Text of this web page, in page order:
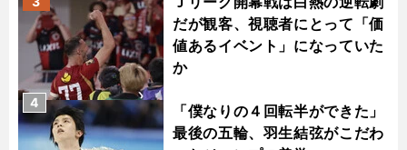
だが観客、視聴者にとって「価
値あるイベント」になっていた
か
「僕なりの４回転半ができた」
最後の五輪、羽生結弦がこだわ
4